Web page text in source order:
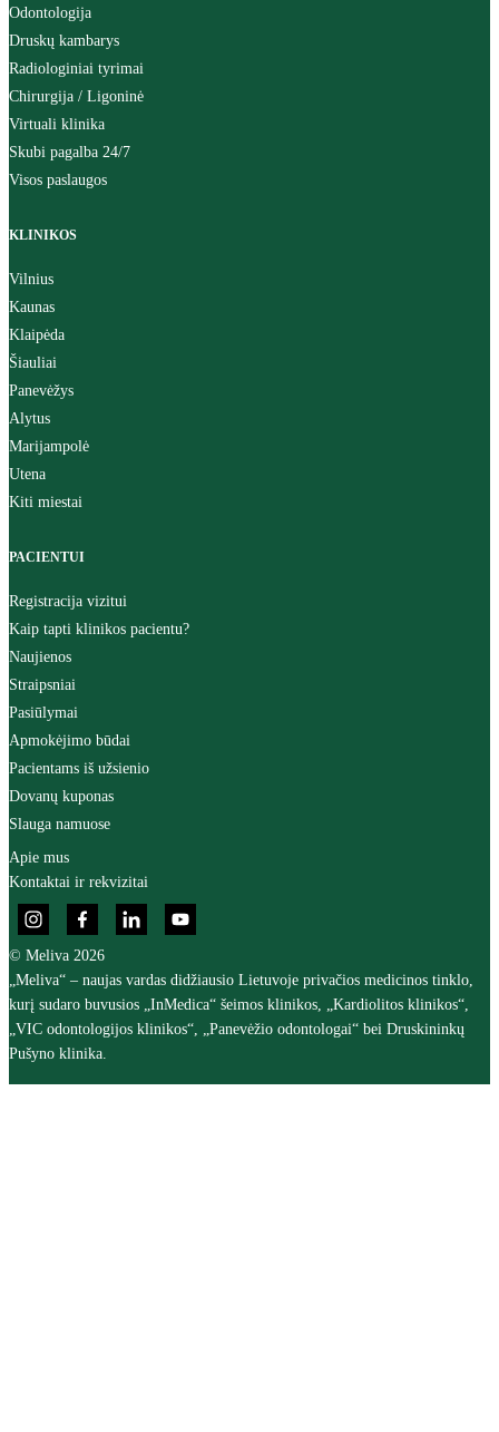
Odontologija
Druskų kambarys
Radiologiniai tyrimai
Chirurgija / Ligoninė
Virtuali klinika
Skubi pagalba 24/7
Visos paslaugos
KLINIKOS
Vilnius
Kaunas
Klaipėda
Šiauliai
Panevėžys
Alytus
Marijampolė
Utena
Kiti miestai
PACIENTUI
Registracija vizitui
Kaip tapti klinikos pacientu?
Naujienos
Straipsniai
Pasiūlymai
Apmokėjimo būdai
Pacientams iš užsienio
Dovanų kuponas
Slauga namuose
Apie mus
Kontaktai ir rekvizitai
© Meliva 2026
„Meliva“ – naujas vardas didžiausio Lietuvoje privačios medicinos tinklo,
kurį sudaro buvusios „InMedica“ šeimos klinikos, „Kardiolitos klinikos“,
„VIC odontologijos klinikos“, „Panevėžio odontologai“ bei Druskininkų
Pušyno klinika.